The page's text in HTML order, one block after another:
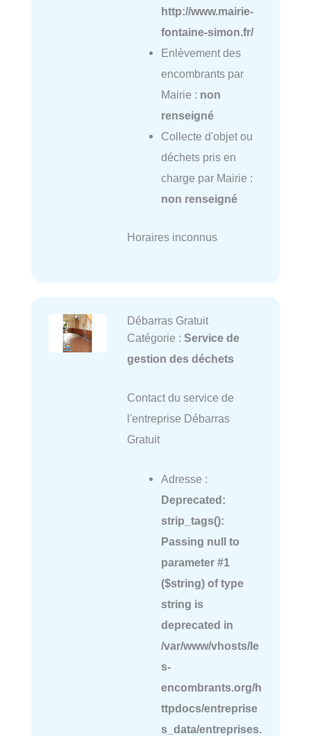
http://www.mairie-
fontaine-simon.fr/
Enlèvement des
encombrants par
Mairie : non
renseigné
Collecte d'objet ou
déchets pris en
charge par Mairie :
non renseigné
Horaires inconnus
Débarras Gratuit
Catégorie : Service de
gestion des déchets
Contact du service de
l'entreprise Débarras
Gratuit
Adresse :
Deprecated:
strip_tags():
Passing null to
parameter #1
($string) of type
string is
deprecated in
/var/www/vhosts/le
s-
encombrants.org/h
ttpdocs/entreprise
s_data/entreprises.